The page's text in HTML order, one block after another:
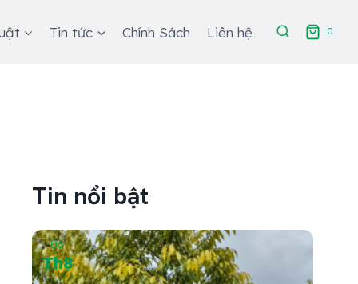
Tin tức Chính Sách Liên hệ 0
Tin nổi bật
06
Th8